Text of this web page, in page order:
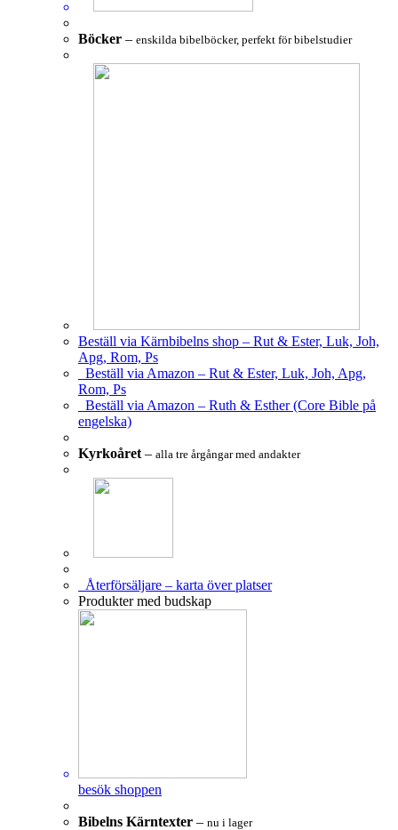
Böcker – enskilda bibelböcker, perfekt för bibelstudier
Beställ via Kärnbibelns shop – Rut & Ester, Luk, Joh,
Apg, Rom, Ps
Beställ via Amazon – Rut & Ester, Luk, Joh, Apg,
Rom, Ps
Beställ via Amazon – Ruth & Esther (Core Bible på
engelska)
Kyrkoåret – alla tre årgångar med andakter
Återförsäljare – karta över platser
Produkter med budskap
besök shoppen
Bibelns Kärntexter – nu i lager